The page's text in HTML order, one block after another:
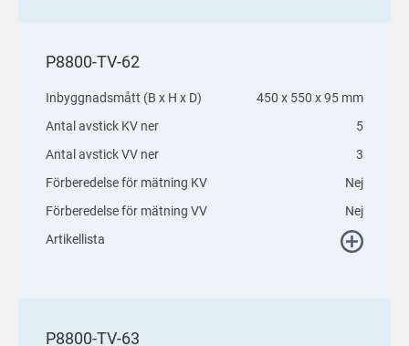
P8800-TV-62
Inbyggnadsmått (B x H x D)
450 x 550 x 95 mm
Antal avstick KV ner
5
Antal avstick VV ner
3
Förberedelse för mätning KV
Nej
Förberedelse för mätning VV
Nej
Artikellista
P8800-TV-63